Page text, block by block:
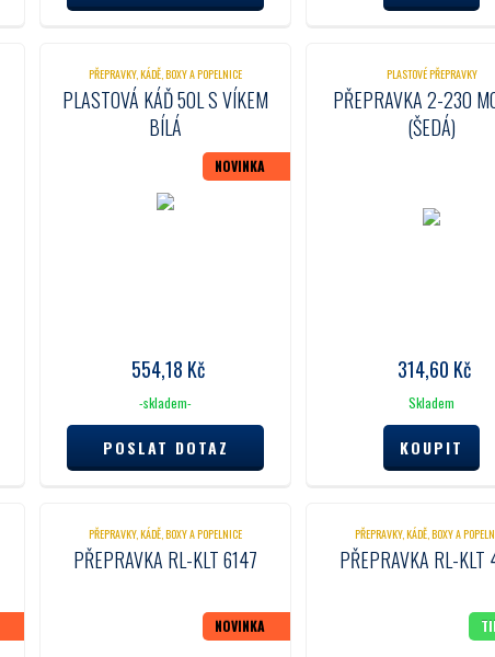
PŘEPRAVKY, KÁDĚ, BOXY A POPELNICE
PLASTOVÁ KÁĎ 50L S VÍKEM
BÍLÁ
NOVINKA
554,18 Kč
-skladem-
POSLAT DOTAZ
PLASTOVÉ PŘEPRAVKY
PŘEPRAVKA 2-230
(ŠEDÁ)
314,60 Kč
Skladem
PŘEPRAVKY, KÁDĚ, BOXY A POPELNICE
PŘEPRAVKA RL-KLT 6147
NOVINKA
PŘEPRAVKY, KÁDĚ, BOXY A
PŘEPRAVKA RL-KLT